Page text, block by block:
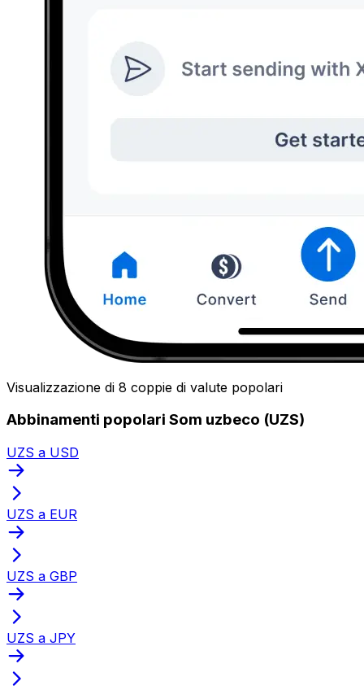
Visualizzazione di 8 coppie di valute popolari
Abbinamenti popolari Som uzbeco (UZS)
UZS a USD
UZS a EUR
UZS a GBP
UZS a JPY